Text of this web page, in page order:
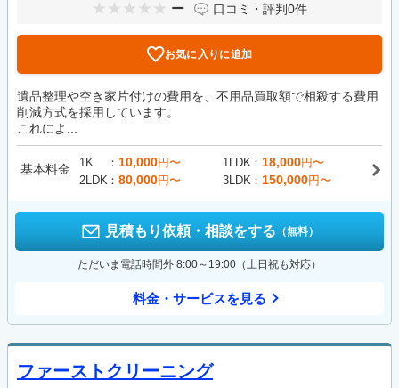
ー 口コミ・評判0件
お気に入りに追加
遺品整理や空き家片付けの費用を、不用品買取額で相殺する費用
削減方式を採用しています。
これによ...
基本料金 1K 10,000円〜 1LDK 18,000円〜
2LDK
80,000円〜 3LDK 150,000円〜
見積もり依頼・相談をする （無料）
ただいま電話時間外 8:00～19:00（土日祝も対応）
料金・サービスを見る
ファーストクリーニング